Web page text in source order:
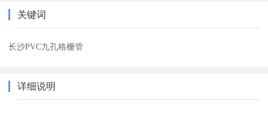
关键词
长沙PVC九孔格栅管
详细说明